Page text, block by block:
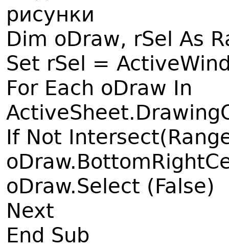
рисунки
Dim oDraw, rSel As
Set rSel =
For Each oDraw In
If Not
oDraw.Select (False)
Next
End Sub